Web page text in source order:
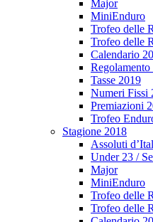
Major
MiniEnduro
Trofeo delle
Trofeo delle
Calendario
Regolamento
Tasse 2019
Numeri Fissi
Premiazioni
Trofeo
Stagione 2018
Assoluti
Under 23 /
Major
MiniEnduro
Trofeo delle
Trofeo delle